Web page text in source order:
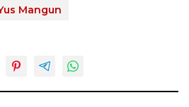
Mangun